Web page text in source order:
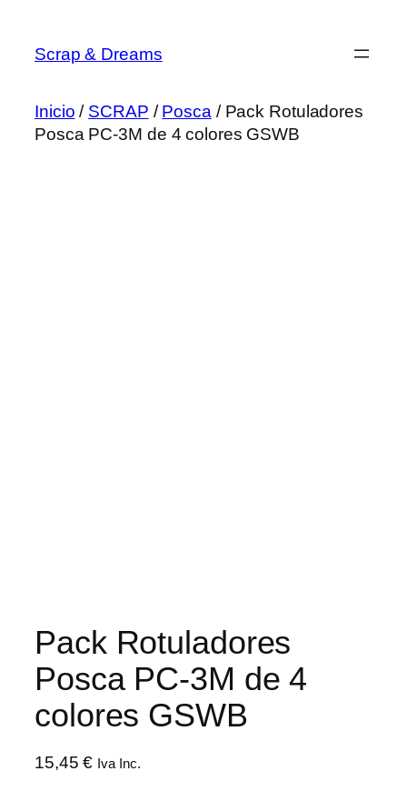
contenido
Scrap & Dreams
Inicio / SCRAP /Posca / Pack Rotuladores
Posca PC-3M de 4 colores GSWB
Pack Rotuladores
Posca PC-3M de 4
colores GSWB
15,45€ Iva Inc.